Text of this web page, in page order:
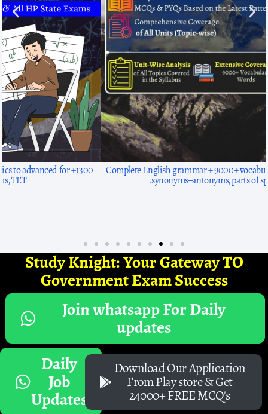
1300+ solved questions, focused on arithmetic basics to advanced for
exams like SSC, HP exams, TET.
Study Knight: Your Gateway TO
Government Exam Success
Join whatsapp For Daily
updates
Daily
Job
Updates
Download Our Application
From Play store & Get
24000+ FREE MCQ's